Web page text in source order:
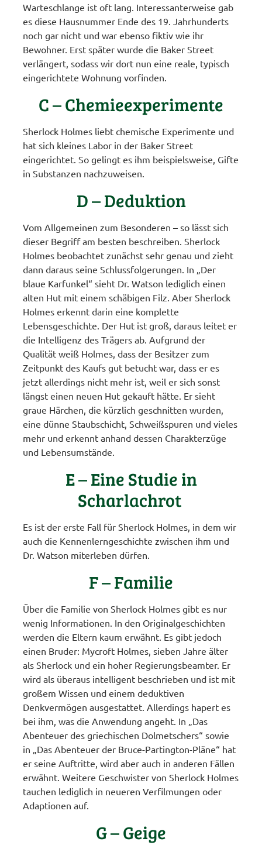
Warteschlange ist oft lang. Interessanterweise gab
es diese Hausnummer Ende des 19. Jahrhunderts
noch gar nicht und war ebenso fiktiv wie ihr
Bewohner. Erst später wurde die Baker Street
verlängert, sodass wir dort nun eine reale, typisch
eingerichtete Wohnung vorfinden.
C – Chemieexperimente
Sherlock Holmes liebt chemische Experimente und
hat sich kleines Labor in der Baker Street
eingerichtet. So gelingt es ihm beispielsweise, Gifte
in Substanzen nachzuweisen.
D – Deduktion
Vom Allgemeinen zum Besonderen – so lässt sich
dieser Begriff am besten beschreiben. Sherlock
Holmes beobachtet zunächst sehr genau und zieht
dann daraus seine Schlussfolgerungen. In „Der
blaue Karfunkel“ sieht Dr. Watson lediglich einen
alten Hut mit einem schäbigen Filz. Aber Sherlock
Holmes erkennt darin eine komplette
Lebensgeschichte. Der Hut ist groß, daraus leitet er
die Intelligenz des Trägers ab. Aufgrund der
Qualität weiß Holmes, dass der Besitzer zum
Zeitpunkt des Kaufs gut betucht war, dass er es
jetzt allerdings nicht mehr ist, weil er sich sonst
längst einen neuen Hut gekauft hätte. Er sieht
graue Härchen, die kürzlich geschnitten wurden,
eine dünne Staubschicht, Schweißspuren und vieles
mehr und erkennt anhand dessen Charakterzüge
und Lebensumstände.
E – Eine Studie in
Scharlachrot
Es ist der erste Fall für Sherlock Holmes, in dem wir
auch die Kennenlerngeschichte zwischen ihm und
Dr. Watson miterleben dürfen.
F – Familie
Über die Familie von Sherlock Holmes gibt es nur
wenig Informationen. In den Originalgeschichten
werden die Eltern kaum erwähnt. Es gibt jedoch
einen Bruder: Mycroft Holmes, sieben Jahre älter
als Sherlock und ein hoher Regierungsbeamter. Er
wird als überaus intelligent beschrieben und ist mit
großem Wissen und einem deduktiven
Denkvermögen ausgestattet. Allerdings hapert es
bei ihm, was die Anwendung angeht. In „Das
Abenteuer des griechischen Dolmetschers“ sowie
in „Das Abenteuer der Bruce-Partington-Pläne“ hat
er seine Auftritte, wird aber auch in anderen Fällen
erwähnt. Weitere Geschwister von Sherlock Holmes
tauchen lediglich in neueren Verfilmungen oder
Adaptionen auf.
G – Geige